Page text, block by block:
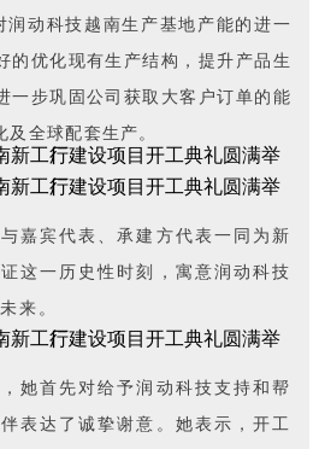
润动科技越南生产基地产能的进一
的优化现有生产结构，提升产品生
一步巩固公司获取大客户订单的能
全球配套生产。
嘉宾代表、承建方代表一同为新
这一历史性时刻，寓意润动科技
来。
她首先对给予润动科技支持和帮
表达了诚挚谢意。她表示，开工